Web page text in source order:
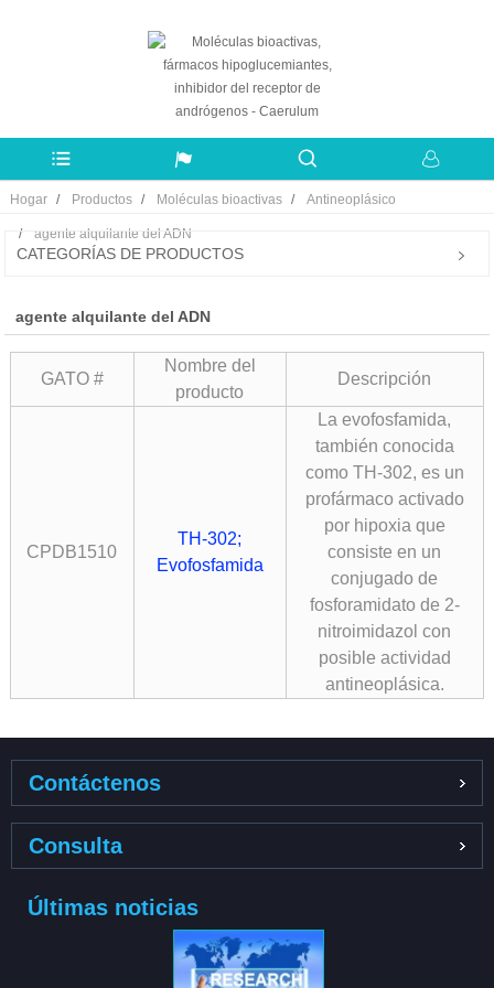
Hogar Productos Moléculas bioactivas Antineoplásico
agente alquilante del ADN
CATEGORÍAS DE PRODUCTOS
agente alquilante del ADN
GATO #
Nombre del
producto
Descripción
CPDB1510
TH-302;
Evofosfamida
La evofosfamida,
también conocida
como TH-302, es un
profármaco activado
por hipoxia que
consiste en un
conjugado de
fosforamidato de 2-
nitroimidazol con
posible actividad
antineoplásica.
Contáctenos
Consulta
Últimas noticias